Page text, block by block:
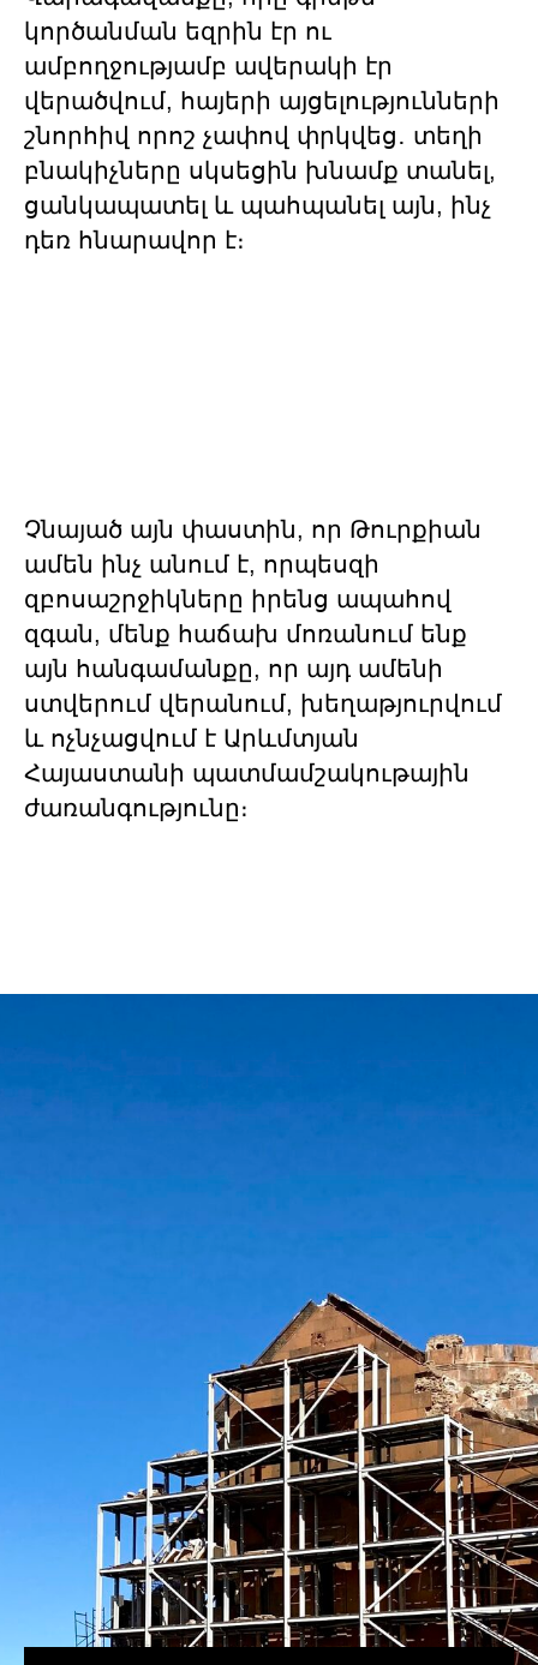
կործանման եզրին էր ու
ամբողջությամբ ավերակի էր
վերածվում, հայերի այցելությունների
շնորհիվ որոշ չափով փրկվեց․ տեղի
բնակիչները սկսեցին խնամք տանել,
ցանկապատել և պահպանել այն, ինչ
դեռ հնարավոր է։
Չնայած այն փաստին, որ Թուրքիան
ամեն ինչ անում է, որպեսզի
զբոսաշրջիկները իրենց ապահով
զգան, մենք հաճախ մոռանում ենք
այն հանգամանքը, որ այդ ամենի
ստվերում վերանում, խեղաթյուրվում
և ոչնչացվում է Արևմտյան
Հայաստանի պատմամշակութային
ժառանգությունը։